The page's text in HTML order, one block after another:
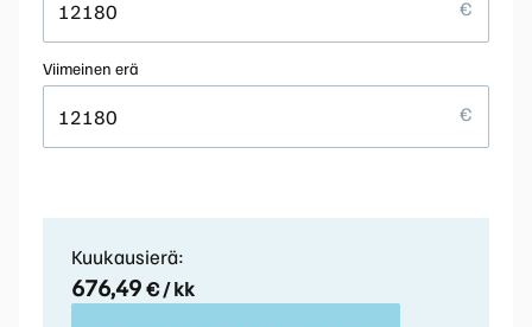
Viimeinen erä
Kuukausierä:
676,49€ / kk